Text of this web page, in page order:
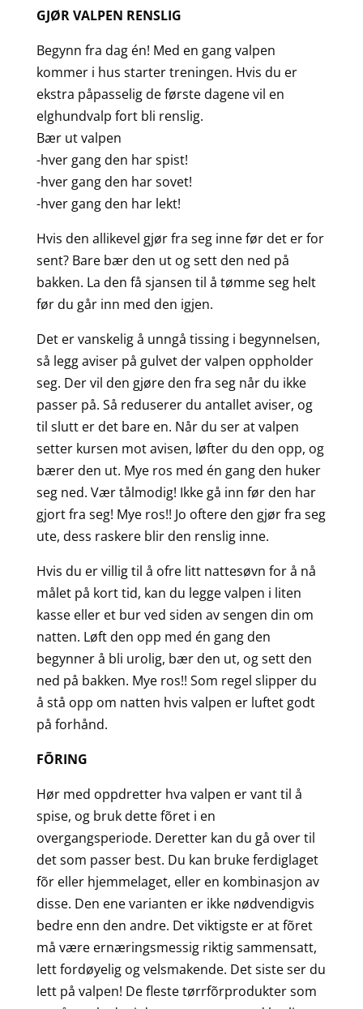
GJØR VALPEN RENSLIG
Begynn fra dag én! Med en gang valpen
kommer i hus starter treningen. Hvis du er
ekstra påpasselig de første dagene vil en
elghundvalp fort bli renslig.
Bær ut valpen
-hver gang den har spist!
-hver gang den har sovet!
-hver gang den har lekt!
Hvis den allikevel gjør fra seg inne før det er for
sent? Bare bær den ut og sett den ned på
bakken. La den få sjansen til å tømme seg helt
før du går inn med den igjen.
Det er vanskelig å unngå tissing i begynnelsen,
så legg aviser på gulvet der valpen oppholder
seg. Der vil den gjøre den fra seg når du ikke
passer på. Så reduserer du antallet aviser, og
til slutt er det bare en. Når du ser at valpen
setter kursen mot avisen, løfter du den opp, og
bærer den ut. Mye ros med én gang den huker
seg ned. Vær tålmodig! Ikke gå inn før den har
gjort fra seg! Mye ros!! Jo oftere den gjør fra seg
ute, dess raskere blir den renslig inne.
Hvis du er villig til å ofre litt nattesøvn for å nå
målet på kort tid, kan du legge valpen i liten
kasse eller et bur ved siden av sengen din om
natten. Løft den opp med én gang den
begynner å bli urolig, bær den ut, og sett den
ned på bakken. Mye ros!! Som regel slipper du
å stå opp om natten hvis valpen er luftet godt
på forhånd.
FÕRING
Hør med oppdretter hva valpen er vant til å
spise, og bruk dette fõret i en
overgangsperiode. Deretter kan du gå over til
det som passer best. Du kan bruke ferdiglaget
fõr eller hjemmelaget, eller en kombinasjon av
disse. Den ene varianten er ikke nødvendigvis
bedre enn den andre. Det viktigste er at fõret
må være ernæringsmessig riktig sammensatt,
lett fordøyelig og velsmakende. Det siste ser du
lett på valpen! De fleste tørrfõrprodukter som